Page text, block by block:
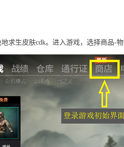
求生皮肤cdk。进入游戏，选择商品-物